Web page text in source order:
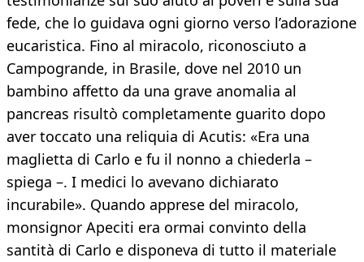
fede, che lo guidava ogni giorno verso l’adorazione
eucaristica. Fino al miracolo, riconosciuto a
Campogrande, in Brasile, dove nel 2010 un
bambino affetto da una grave anomalia al
pancreas risultò completamente guarito dopo
aver toccato una reliquia di Acutis: «Era una
maglietta di Carlo e fu il nonno a chiederla –
spiega –. I medici lo avevano dichiarato
incurabile». Quando apprese del miracolo,
monsignor Apeciti era ormai convinto della
santità di Carlo e disponeva di tutto il materiale